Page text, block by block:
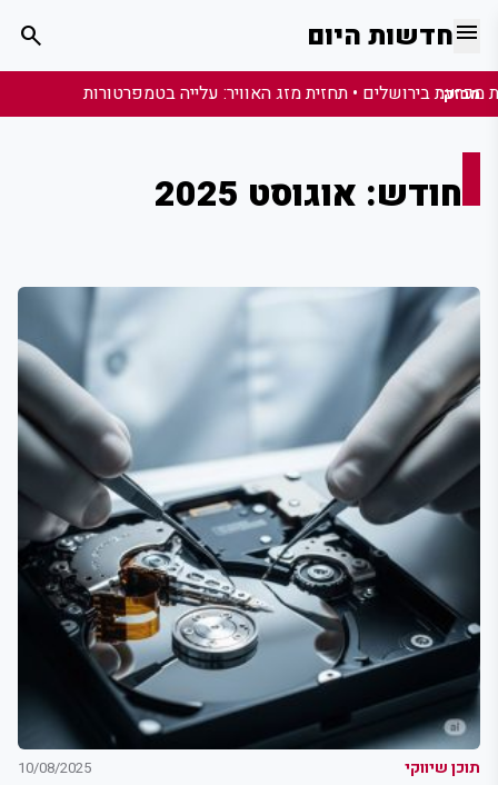
menuחדשות היום search
מבזק:
חודש: אוגוסט 2025
תוכן שיווקי 10/08/2025